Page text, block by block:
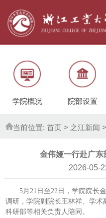
学院概况 院部设置
当前位置:首页 > 之江新闻 >
金伟娅一行赴广
2026-05-
5月21日至22日，学院院长
调研，学院副院长王林祥、学术
科研部等相关负责人陪同。